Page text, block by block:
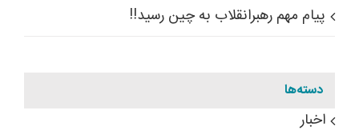
پیام مهم رهبرانقلاب به چین رسید!!
دسته‌ها
اخبار